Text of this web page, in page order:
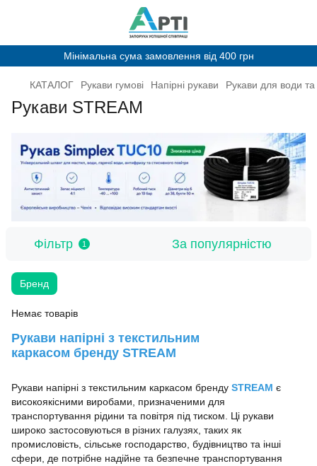
Мінімальна сума замовлення від 400 грн
КАТАЛОГ Рукави гумові Напірні рукави Рукави для води та
Рукави STREAM
Фільтр 1 За популярністю
Бренд
Немає товарів
Рукави напірні з текстильним
каркасом бренду STREAM
Рукави напірні з текстильним каркасом бренду STREAM є
високоякісними виробами, призначеними для
транспортування рідини та повітря під тиском. Ці рукави
широко застосовуються в різних галузях, таких як
промисловість, сільське господарство, будівництво та інші
сфери, де потрібне надійне та безпечне транспортування